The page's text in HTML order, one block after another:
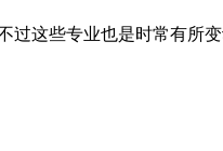
过这些专业也是时常有所